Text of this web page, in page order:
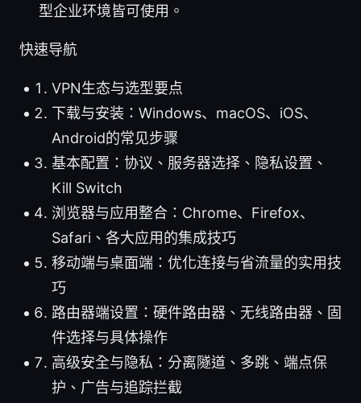
型企业环境皆可使用。
快速导航
VPN生态与选型要点
下载与安装：Windows、macOS、iOS、
Android的常见步骤
基本配置：协议、服务器选择、隐私设置、
Kill Switch
浏览器与应用整合：Chrome、Firefox、
Safari、各大应用的集成技巧
移动端与桌面端：优化连接与省流量的实用技
巧
路由器端设置：硬件路由器、无线路由器、固
件选择与具体操作
高级安全与隐私：分离隧道、多跳、端点保
护、广告与追踪拦截